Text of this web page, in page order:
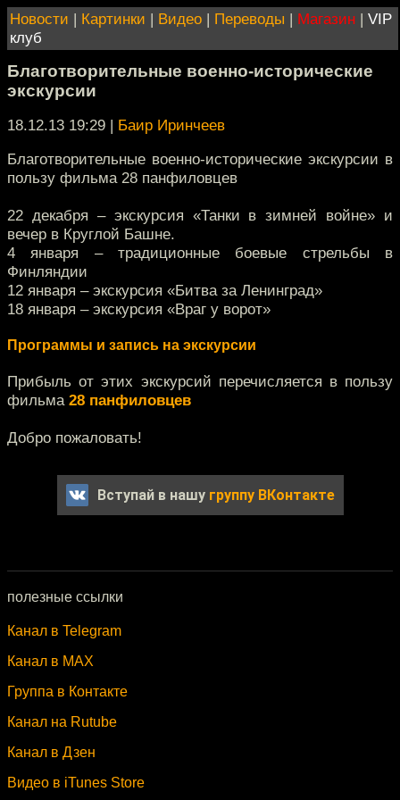
Новости | Картинки | Видео | Переводы | Магазин | VIP
клуб
Благотворительные военно-исторические
экскурсии
18.12.13 19:29 | Баир Иринчеев
Благотворительные военно-исторические экскурсии в
пользу фильма 28 панфиловцев
22 декабря – экскурсия «Танки в зимней войне» и
вечер в Круглой Башне.
4 января – традиционные боевые стрельбы в
Финляндии
12 января – экскурсия «Битва за Ленинград»
18 января – экскурсия «Враг у ворот»
Программы и запись на экскурсии
Прибыль от этих экскурсий перечисляется в пользу
фильма 28 панфиловцев
Добро пожаловать!
Вступай в нашу группу ВКонтакте
полезные ссылки
Канал в Telegram
Канал в MAX
Группа в Контакте
Канал на Rutube
Канал в Дзен
Видео в iTunes Store